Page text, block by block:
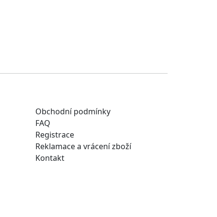
Obchodní podmínky
FAQ
Registrace
Reklamace a vrácení zboží
Kontakt